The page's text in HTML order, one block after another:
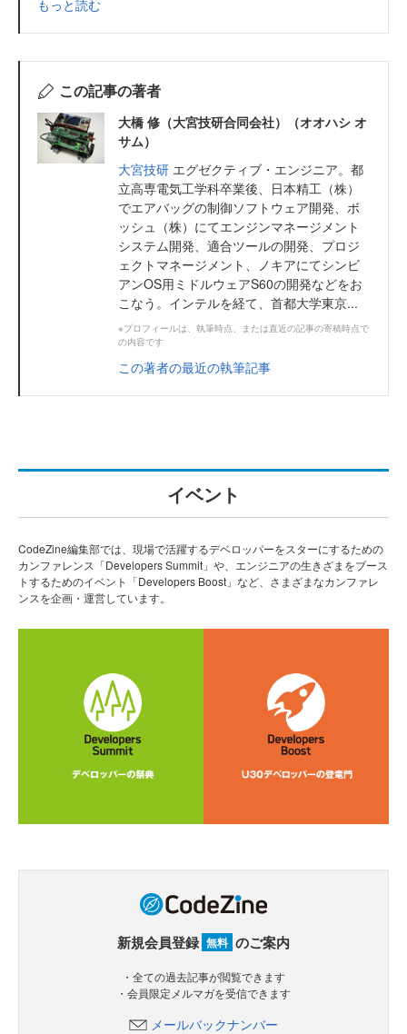
もっと読む
この記事の著者
大橋 修（大宮技研合同会社）（オオハシ オ
サム）
大宮技研 エグゼクティブ・エンジニア。都
立高専電気工学科卒業後、日本精工（株）
でエアバッグの制御ソフトウェア開発、ボ
ッシュ（株）にてエンジンマネージメント
システム開発、適合ツールの開発、プロジ
ェクトマネージメント、ノキアにてシンビ
アンOS用ミドルウェアS60の開発などをお
こなう。インテルを経て、首都大学東京...
※プロフィールは、執筆時点、または直近の記事の寄稿時点で
の内容です
この著者の最近の執筆記事
イベント
CodeZine編集部では、現場で活躍するデベロッパーをスターにするための
カンファレンス「Developers Summit」や、エンジニアの生きざまをブース
トするためのイベント「Developers Boost」など、さまざまなカンファレ
ンスを企画・運営しています。
新規会員登録 無料 のご案内
・全ての過去記事が閲覧できます
・会員限定メルマガを受信できます
メールバックナンバー